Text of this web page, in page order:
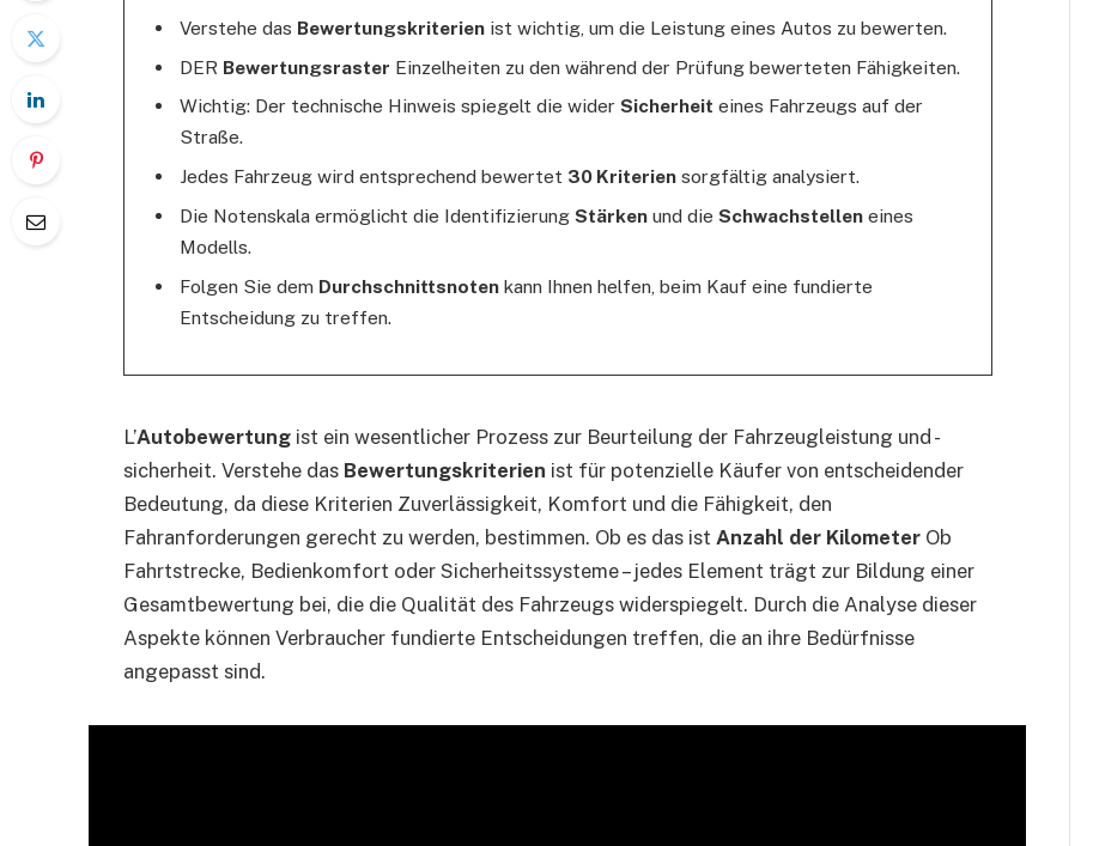
Verstehe das Bewertungskriterienist wichtig, um die Leistung eines Autos zu bewerten.
DER Bewertungsraster Einzelheiten zu den während der Prüfung bewerteten Fähigkeiten.
Wichtig: Der technische Hinweis spiegelt die wider Sicherheit eines Fahrzeugs auf der
Straße.
Jedes Fahrzeug wird entsprechend bewertet 30 Kriteriensorgfältig analysiert.
Die Notenskala ermöglicht die Identifizierung Stärkenund die Schwachstelleneines
Modells.
Folgen Sie dem Durchschnittsnotenkann Ihnen helfen, beim Kauf eine fundierte
Entscheidung zu treffen.
L’Autobewertung ist ein wesentlicher Prozess zur Beurteilung der Fahrzeugleistung und -
sicherheit. Verstehe das Bewertungskriterien ist für potenzielle Käufer von entscheidender
Bedeutung, da diese Kriterien Zuverlässigkeit, Komfort und die Fähigkeit, den
Fahranforderungen gerecht zu werden, bestimmen. Ob es das ist Anzahl der Kilometer Ob
Fahrtstrecke, Bedienkomfort oder Sicherheitssysteme – jedes Element trägt zur Bildung einer
Gesamtbewertung bei, die die Qualität des Fahrzeugs widerspiegelt. Durch die Analyse dieser
Aspekte können Verbraucher fundierte Entscheidungen treffen, die an ihre Bedürfnisse
angepasst sind.